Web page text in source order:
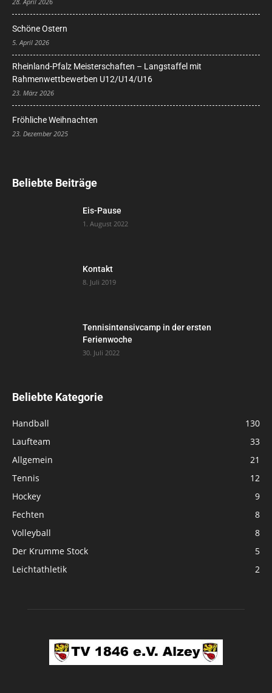
Schöne Ostern
5. April 2026
Rheinland-Pfalz Meisterschaften – Langstaffel mit
Rahmenwettbewerben U12/U14/U16
23. März 2026
Fröhliche Weihnachten
23. Dezember 2025
Beliebte Beiträge
Eis-Pause
1. August 2022
Kontakt
8. Juli 2019
Tennisintensivcamp in der ersten
Ferienwoche
30. Juli 2022
Beliebte Kategorie
Handball
130
Laufteam
33
Allgemein
21
Tennis
12
Hockey
9
Fechten
8
Volleyball
8
Der Krumme Stock
5
Leichtathletik
2